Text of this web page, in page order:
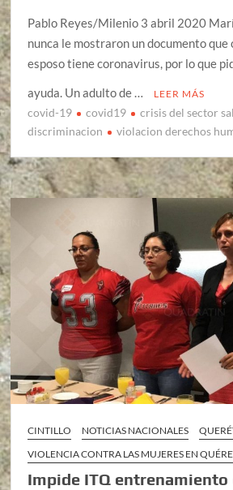
Pablo Reyes/Milenio 3 abril 2020
nunca le mostraron un documento que
esposo tiene coronavirus, por lo que
ayuda. Un adulto de …
LEER MÁS
covid-19 covid19
crisis del sector
discriminacion
violacion derechos
CINTILLO NOTICIAS NACIONALES
VIOLENCIA CONTRA LAS MUJERES EN
Impide ITQ entrenamiento